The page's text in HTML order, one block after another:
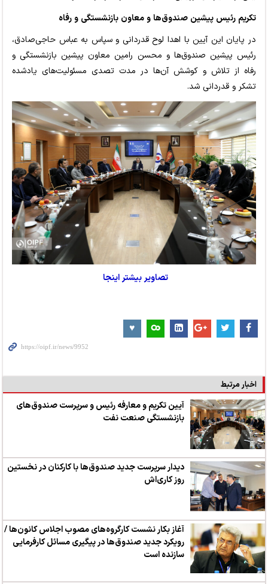
تکریم رئیس پیشین صندوق‌ها و معاون بازنشستگی و رفاه
در پایان این آیین با اهدا لوح قدردانی و سپاس به عباس حاجی‌صادق،
رئیس پیشین صندوق‌ها و محسن رامین معاون پیشین بازنشستگی و
رفاه از تلاش و کوشش آن‌ها در مدت تصدی مسئولیت‌های یادشده
تشکر و قدردانی شد.
تصاویر بیشتر اینجا
اخبار مرتبط
آیین تکریم و معارفه رئیس و سرپرست صندوق‌های
بازنشستگی صنعت نفت
دیدار سرپرست جدید صندوق‌ها با کارکنان در نخستین
روز کاری‌اش
آغاز بکار نشست کارگروه‌های مصوب اجلاس کانون‌ها /
رویکرد جدید صندوق‌ها در پیگیری مسائل کارفرمایی
سازنده است